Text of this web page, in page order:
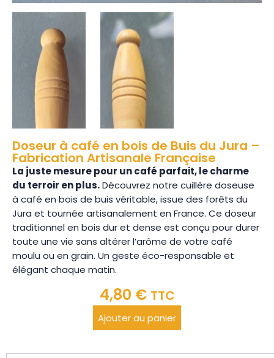
Doseur à café en bois de Buis du Jura –
Fabrication Artisanale Française
La juste mesure pour un café parfait, le charme
du terroir en plus.Découvrez notre cuillère doseuse
à café en bois de buis véritable, issue des forêts du
Jura et tournée artisanalement en France. Ce doseur
traditionnel en bois dur et dense est conçu pour durer
toute une vie sans altérer l’arôme de votre café
moulu ou en grain. Un geste éco-responsable et
élégant chaque matin.
4,80 € TTC
Ajouter au panier